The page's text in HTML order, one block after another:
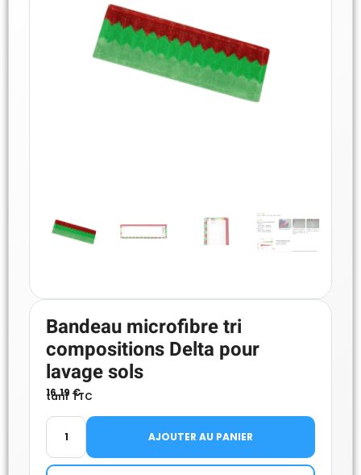
Bandeau microfibre tri
compositions Delta pour
lavage sols
16.19 €
tarif TTC
AJOUTER AU PANIER